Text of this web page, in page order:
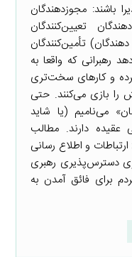
باشند: مجوزدهندگان
تعیین‌کنندگان
تأمین‌کنندگان
رهبرانی که واقعا به
و کارهای سخت‌تری
را بازی می‌کنند. حتی
می‌نامیم (یا شاید
عقیده دارند. مطالب
و اطلاع رسانی
دسترس‌پذیری رهبری
برای فائق آمدن به